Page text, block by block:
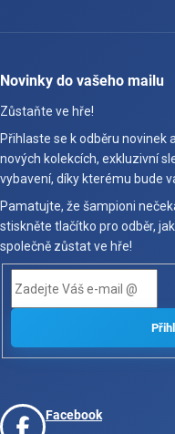
Novinky do vašeho mailu
Zůstaňte ve hře!
Přihlaste se k odběru novinek
nových kolekcích, exkluzivní
vybavení, díky kterému bude
Pamatujte, že šampioni
stiskněte tlačítko pro odběr,
společně zůstat ve hře!
Facebook